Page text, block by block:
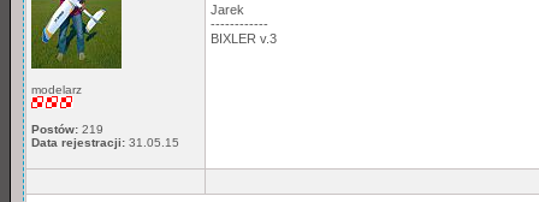
modelarz
Postów: 219
Data rejestracji: 31.05.15
Jarek
------------
BIXLER v.3